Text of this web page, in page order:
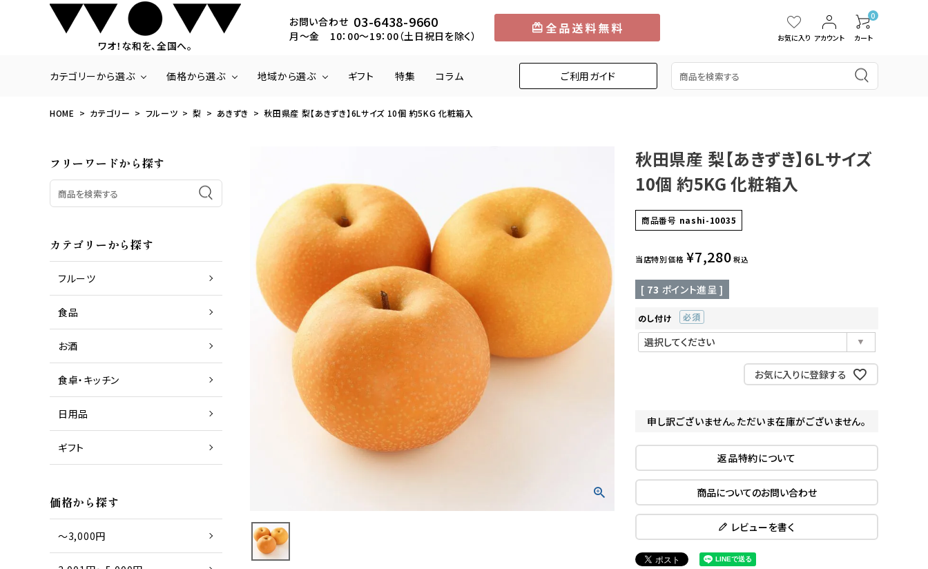
ワオ！な和を、全国へ。
お問い合わせ 03-6438-9660
月～金 10：00～19：00（土日祝日を除く） お気に入り アカウント
0
カート
カテゴリーから選ぶ
商品一覧 スイカ
タンカン
ラ・フランス
さくらんぼ
ぶどう
みかん
梨 くり びわ
商品一覧 お肉 お米
商品一覧 日本酒 ワイン
商品一覧 グラス
商品一覧
価格から選ぶ
～3,000円 10,001円～15,000円
15,001円～20,000円
20,001円～
地域から選ぶ
北海道・東北
中国・四国
九州・沖縄
ギフト 特集 コラム ご利用ガイド
HOME カテゴリー フルーツ 梨 あきずき 秋田県産 梨【あきずき】6Lサイズ 10個 約5KG 化粧箱入
フリーワードから探す
カテゴリーから探す
フルーツ
食品
お酒
食卓・キッチン
日用品
ギフト
価格から探す
～3,000円
秋田県産 梨【あきずき】6Lサイズ
10個 約5KG 化粧箱入
商品番号 nashi-10035
当店特別価格 ¥7,280 税込
[ 73 ポイント進呈 ]
のし付け
(必
須)
お気に入りに登録する
申し訳ございません。ただいま在庫がございません。
返品特約について
商品についてのお問い合わせ
レビューを書く